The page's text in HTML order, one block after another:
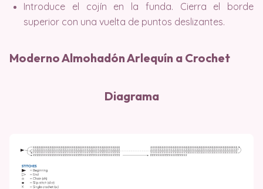
Introduce el cojín en la funda. Cierra el borde
superior con una vuelta de puntos deslizantes.
Moderno Almohadón Arlequín a Crochet
Diagrama